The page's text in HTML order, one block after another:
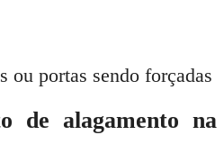
ou portas sendo forçadas
de alagamento na